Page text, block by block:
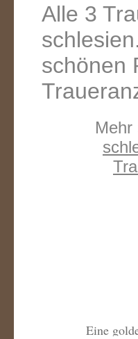
Alle 3
schönen
Mehr
Eine